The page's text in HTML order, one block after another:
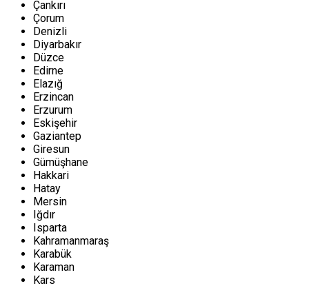
Çankırı
Çorum
Denizli
Diyarbakır
Düzce
Edirne
Elazığ
Erzincan
Erzurum
Eskişehir
Gaziantep
Giresun
Gümüşhane
Hakkari
Hatay
Mersin
Iğdır
Isparta
Kahramanmaraş
Karabük
Karaman
Kars